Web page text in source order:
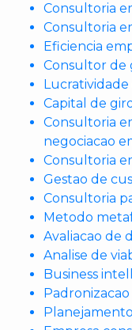
Consultoria
Consultoria
Eficiencia
Consultor de
Capital de
Consultoria
negociacao
Consultoria
Gestao de
Consultoria
Metodo
Avaliacao de
Analise de
Business